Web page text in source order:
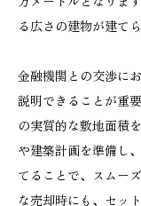
る広さの建物が建て
金融機関との交渉に
説明できることが重
の実質的な敷地面積
や建築計画を準備し
てることで、スムー
な売却時にも、セッ